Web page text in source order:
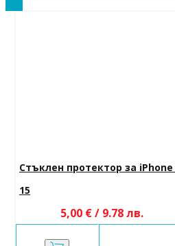
Стъклен протектор за iPhone
15
5,00 € / 9.78 лв.